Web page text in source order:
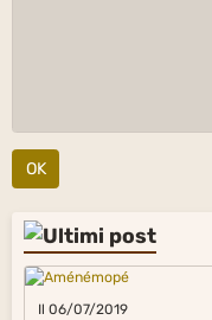
OK
Il 06/07/2019